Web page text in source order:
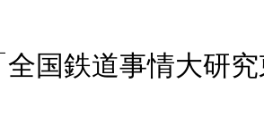
全国鉄道事情大研